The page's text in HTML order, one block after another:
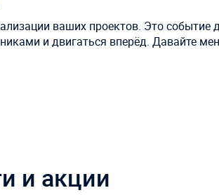
ваших проектов. Это событие
и двигаться вперёд. Давайте
и акции